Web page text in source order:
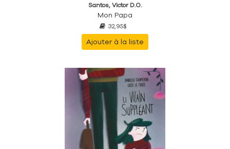
Santos, Victor D.O.
Mon Papa
32,95$
Ajouter à la liste